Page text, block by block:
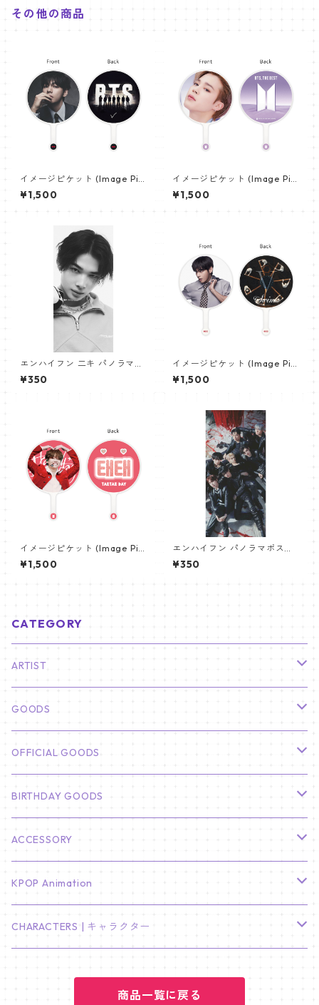
その他の商品
イメージピケット (Image Pic
ket) うちわ - ヴィ (V_22)
¥1,500
イメージピケット (Image Pic
ket) うちわ - ジミン(JIMIN-0
6)
¥1,500
エンハイフン 二キ パノラマポ
スター (ENHYPEN NIKI Poste
r) 700*330mm 【Niki_01】
¥350
イメージピケット (Image Pic
ket) うちわ - ヴィ (V_21)
¥1,500
イメージピケット (Image Pic
ket) うちわ - ヴィ (V_04)
¥1,500
エンハイフン パノラマポスタ
ー (ENHYPEN Poster) 700*3
30mm 【Enhypen_03】
¥350
CATEGORY
ARTIST
俳優
CHA EUN WOO
HYUNBIN
BTS
JIN
J-HOPE
SEVENTEEN
S.COUPS
ジョンハン
Stray Kids
バンチャン
リノ
TXT
ヨンジュン
ENHYPEN
GOODS
カレンダー
壁掛けカレンダー
ミニ壁掛けカレンダー
フォトカードセット(60枚入り)
韓国語単語カード
プレミアム写真集
ステッカー&粘着メモ紙セット
OFFICIAL GOODS
LIGHT STICK
Light Stick Pouch
BT21
Stray Kids
MANIAC ENCORE
SKZOO
BIRTHDAY GOODS
01/01 WINTER
01/16 SEUNGKWAN
02/01 DOYOUNG
ACCESSORY
PIERCE
EARRING
KPOP Animation
KPop Demon Hunters
CHARACTERS | キャラクター
商品一覧に戻る